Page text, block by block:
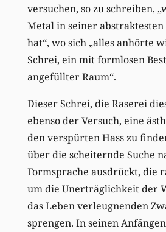
versuchen, so zu schreiben,
Metal in seiner abstraktesten
hat“, wo sich „alles anhörte
Schrei, ein mit formlosen
angefüllter Raum“.
Dieser Schrei, die Raserei
ebenso der Versuch, eine
den verspürten Hass zu
über die scheiternde Suche
Formsprache ausdrückt, die
um die Unerträglichkeit der
das Leben verleugnenden
sprengen. In seinen